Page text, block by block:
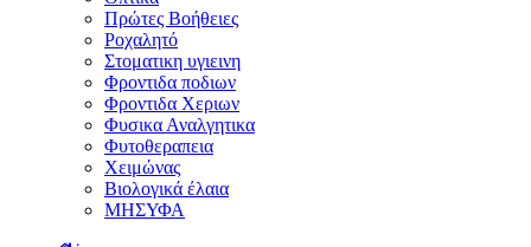
Πρώτες Βοήθειες
Ροχαλητό
Στοματικη υγιεινη
Φροντιδα ποδιων
Φροντιδα Χεριων
Φυσικα Αναλγητικα
Φυτοθεραπεια
Χειμώνας
Βιολογικά έλαια
ΜΗΣΥΦΑ